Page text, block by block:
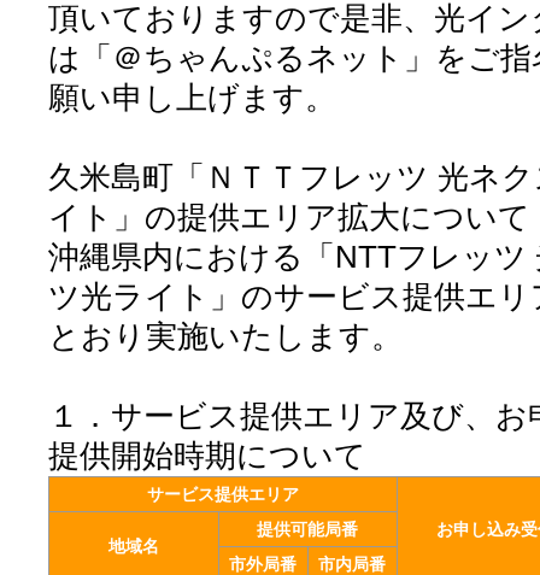
頂いておりますので是非、光イ
は「＠ちゃんぷるネット」をご
願い申し上げます。
久米島町「ＮＴＴフレッツ 光ネ
イト」の提供エリア拡大について
沖縄県内における「NTTフレッ
ツ光ライト」のサービス提供エ
とおり実施いたします。
１．サービス提供エリア及び、
提供開始時期について
サービス提供エリア
お申し込み
地域名
提供可能局番
市外局番
市内局番